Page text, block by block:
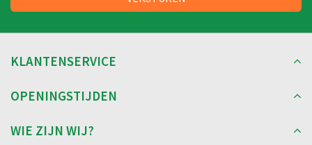
KLANTENSERVICE
OPENINGSTIJDEN
WIE ZIJN WIJ?